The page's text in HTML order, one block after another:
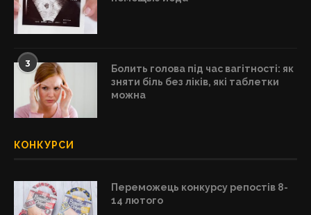
3
Болить голова під час вагітності: як
зняти біль без ліків, які таблетки
можна
КОНКУРСИ
Переможець конкурсу репостів 8-
14 лютого